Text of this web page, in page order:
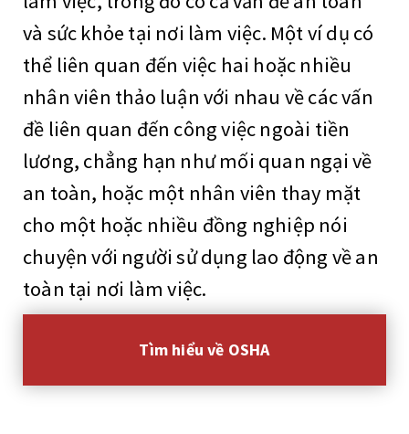
và sức khỏe tại nơi làm việc. Một ví dụ có
thể liên quan đến việc hai hoặc nhiều
nhân viên thảo luận với nhau về các vấn
đề liên quan đến công việc ngoài tiền
lương, chẳng hạn như mối quan ngại về
an toàn, hoặc một nhân viên thay mặt
cho một hoặc nhiều đồng nghiệp nói
chuyện với người sử dụng lao động về an
toàn tại nơi làm việc.
Tìm hiểu về OSHA